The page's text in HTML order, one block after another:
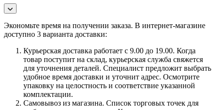
Экономьте время на получении заказа. В интернет-магазине
доступно 3 варианта доставки:
Курьерская доставка работает с 9.00 до 19.00. Когда
товар поступит на склад, курьерская служба свяжется
для уточнения деталей. Специалист предложит выбрать
удобное время доставки и уточнит адрес. Осмотрите
упаковку на целостность и соответствие указанной
комплектации.
Самовывоз из магазина. Список торговых точек для